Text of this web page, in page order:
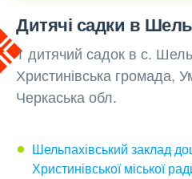
Дитячі садки в
1 дитячий садок в с.
Христинівська громада,
Черкаська обл.
Шельпахівський заклад
Христинівської міської